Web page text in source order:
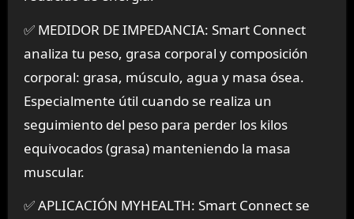
✅ MEDIDOR DE IMPEDANCIA: Smart Connect
analiza tu peso, grasa corporal y composición
corporal: grasa, músculo, agua y masa ósea.
Especialmente útil cuando se realiza un
seguimiento del peso para perder los kilos
equivocados (grasa) manteniendo la masa
muscular.
✅ APLICACIÓN MYHEALTH: Smart Connect se